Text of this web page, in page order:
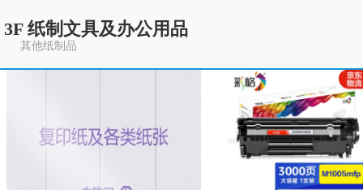
3F 纸制文具及办公用品
其他纸制品